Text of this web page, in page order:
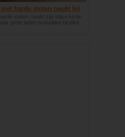
met harde stoten neukt hij
stoten, neukt zijn stijve lul de
grote tieten schudden bij elke